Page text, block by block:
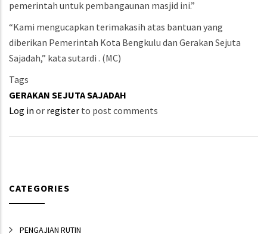
pemerintah untuk pembangaunan masjid ini.”
“Kami mengucapkan terimakasih atas bantuan yang
diberikan Pemerintah Kota Bengkulu dan Gerakan Sejuta
Sajadah,” kata sutardi . (MC)
Tags
GERAKAN SEJUTA SAJADAH
Log in or register to post comments
CATEGORIES
PENGAJIAN RUTIN